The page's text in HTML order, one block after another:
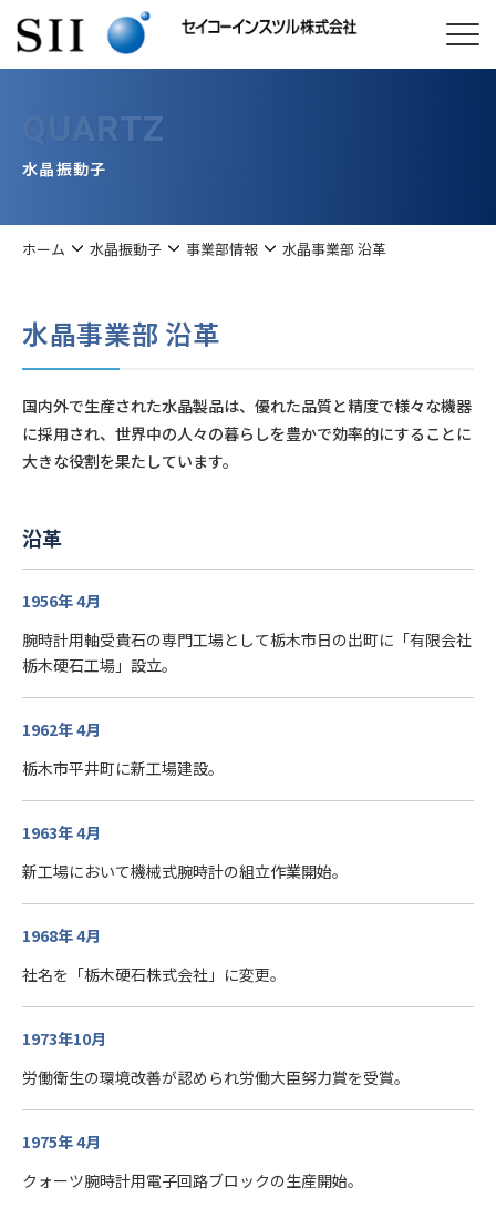
QUARTZ
水晶振動子
ホーム 水晶振動子 事業部情報 水晶事業部 沿革
水晶事業部 沿革
国内外で生産された水晶製品は、優れた品質と精度で様々な機器
に採用され、世界中の人々の暮らしを豊かで効率的にすることに
大きな役割を果たしています。
沿革
1956年 4月
腕時計用軸受貴石の専門工場として栃木市日の出町に「有限会社
栃木硬石工場」設立。
1962年 4月
栃木市平井町に新工場建設。
1963年 4月
新工場において機械式腕時計の組立作業開始。
1968年 4月
社名を「栃木硬石株式会社」に変更。
1973年10月
労働衛生の環境改善が認められ労働大臣努力賞を受賞。
1975年 4月
クォーツ腕時計用電子回路ブロックの生産開始。